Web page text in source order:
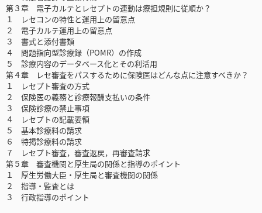
第３章 電子カルテとレセプトの連動は療担規則に従順か？
１ レセコンの特性と運用上の留意点
２ 電子カルテ運用上の留意点
３ 書式と添付書類
４ 問題指向型診療録（POMR）の作成
５ 診療内容のデータベース化とその利活用
第４章 レセ審査をパスするために保険医はどんな点に注意すべきか？
１ レセプト審査の方式
２ 保険医の義務と診療報酬支払いの条件
３ 保険診療の禁止事項
４ レセプトの記載要領
５ 基本診療料の請求
６ 特掲診療料の請求
７ レセプト審査，審査返戻，再審査請求
第５章 審査機関と厚生局の関係と指導のポイント
１ 厚生労働大臣・厚生局と審査機関の関係
２ 指導・監査とは
３ 行政指導のポイント